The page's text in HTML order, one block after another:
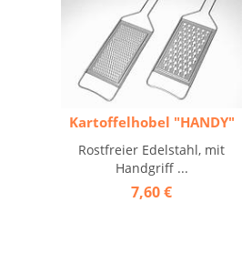
Kartoffelhobel "HANDY"
Rostfreier Edelstahl, mit
Handgriff ...
7,60 €